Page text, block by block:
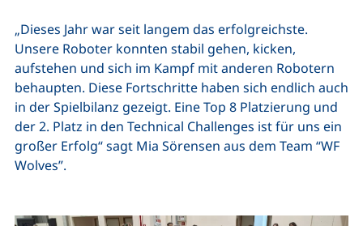
„Dieses Jahr war seit langem das erfolgreichste.
Unsere Roboter konnten stabil gehen, kicken,
aufstehen und sich im Kampf mit anderen Robotern
behaupten. Diese Fortschritte haben sich endlich auch
in der Spielbilanz gezeigt. Eine Top 8 Platzierung und
der 2. Platz in den Technical Challenges ist für uns ein
großer Erfolg“ sagt Mia Sörensen aus dem Team “WF
Wolves”.